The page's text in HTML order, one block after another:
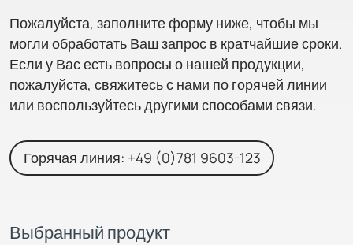
Пожалуйста, заполните форму ниже, чтобы мы
могли обработать Ваш запрос в кратчайшие сроки.
Если у Вас есть вопросы о нашей продукции,
пожалуйста, свяжитесь с нами по горячей линии
или воспользуйтесь другими способами связи.
Горячая линия: +49 (0)781 9603-123
Выбранный продукт